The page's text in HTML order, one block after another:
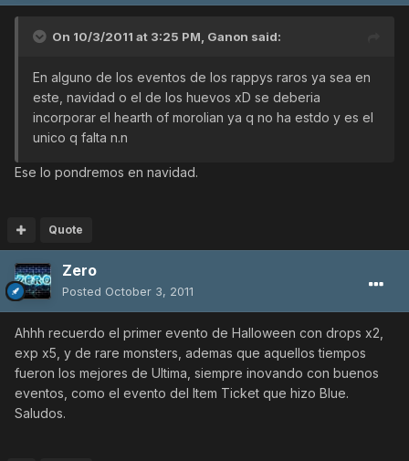
On 10/3/2011 at 3:25 PM, Ganon said:
En alguno de los eventos de los rappys raros ya sea en
este, navidad o el de los huevos xD se deberia
incorporar el hearth of morolian ya q no ha estdo y es el
unico q falta n.n
Ese lo pondremos en navidad.
Quote
Zero
Posted October 3, 2011
Ahhh recuerdo el primer evento de Halloween con drops x2,
exp x5, y de rare monsters, ademas que aquellos tiempos
fueron los mejores de Ultima, siempre inovando con buenos
eventos, como el evento del Item Ticket que hizo Blue.
Saludos.